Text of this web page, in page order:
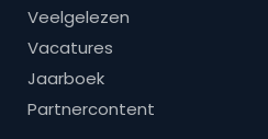
Veelgelezen
Vacatures
Jaarboek
Partnercontent